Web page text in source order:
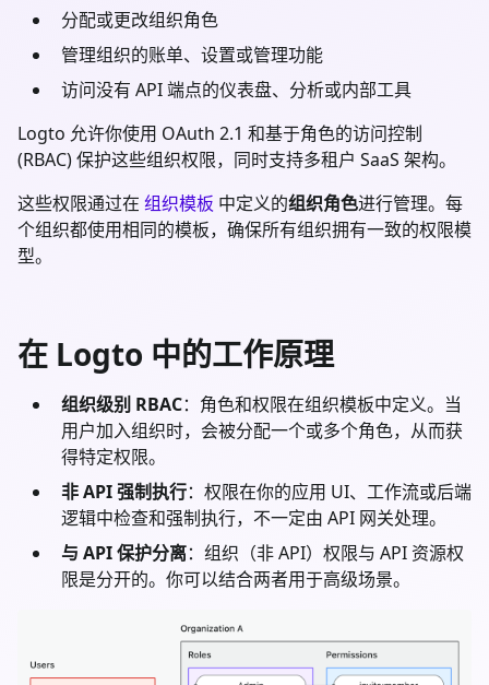
分配或更改组织角色
管理组织的账单、设置或管理功能
访问没有 API 端点的仪表盘、分析或内部工具
Logto 允许你使用 OAuth 2.1 和基于角色的访问控制
(RBAC) 保护这些组织权限，同时支持多租户 SaaS 架构。
这些权限通过在 组织模板 中定义的组织角色进行管理。每
个组织都使用相同的模板，确保所有组织拥有一致的权限模
型。
在 Logto 中的工作原理
组织级别 RBAC：角色和权限在组织模板中定义。当
用户加入组织时，会被分配一个或多个角色，从而获
得特定权限。
非 API 强制执行：权限在你的应用 UI、工作流或后端
逻辑中检查和强制执行，不一定由 API 网关处理。
与 API 保护分离：组织（非 API）权限与 API 资源权
限是分开的。你可以结合两者用于高级场景。